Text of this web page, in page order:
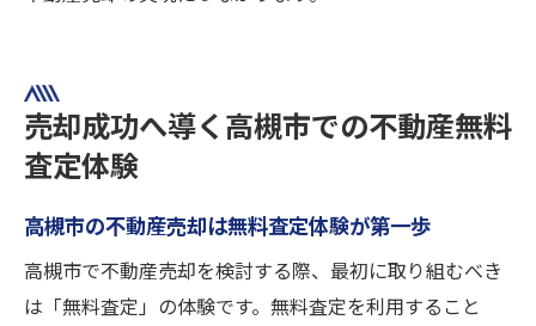
売却成功へ導く高槻市での不動産無料
査定体験
高槻市の不動産売却は無料査定体験が第一歩
高槻市で不動産売却を検討する際、最初に取り組むべき
は「無料査定」の体験です。無料査定を利用すること